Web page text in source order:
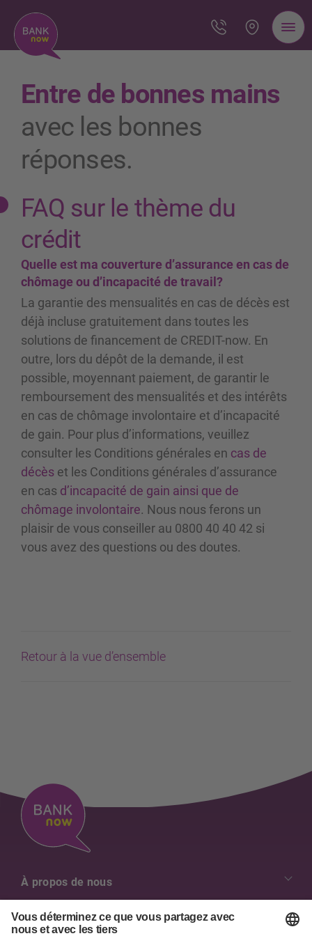
Entre de bonnes mains
avec les bonnes
réponses.
FAQ sur le thème du
crédit
Quelle est ma couverture d’assurance en cas de
chômage ou d’incapacité de travail?
La garantie des mensualités en cas de décès est
déjà incluse gratuitement dans toutes les
solutions de financement de CREDIT-now. En
outre, lors du dépôt de la demande, il est
possible, moyennant paiement, de garantir le
remboursement des mensualités et des intérêts
en cas de chômage involontaire et d’incapacité
de gain. Pour plus d’informations, veuillez
consulter les Conditions générales en cas de
décès et les Conditions générales d’assurance
en cas d’incapacité de gain ainsi que de
chômage involontaire. Nous nous ferons un
plaisir de vous conseiller au 0800 40 40 42 si
vous avez des questions ou des doutes.
Retour à la vue d’ensemble
À propos de nous
Nos valeurs
Aperçu des contacts